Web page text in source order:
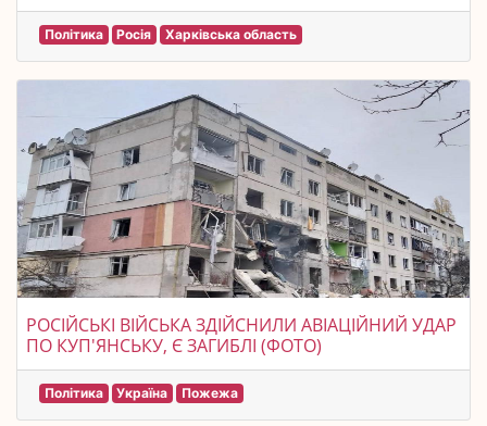
Політика Росія Харківська область
РОСІЙСЬКІ ВІЙСЬКА ЗДІЙСНИЛИ АВІАЦІЙНИЙ УДАР
ПО КУП'ЯНСЬКУ, Є ЗАГИБЛІ (ФОТО)
Політика Україна Пожежа